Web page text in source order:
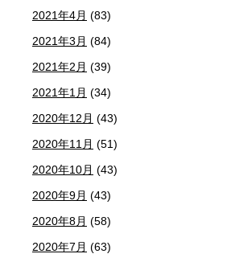
2021年4月 (83)
2021年3月 (84)
2021年2月 (39)
2021年1月 (34)
2020年12月 (43)
2020年11月 (51)
2020年10月 (43)
2020年9月 (43)
2020年8月 (58)
2020年7月 (63)